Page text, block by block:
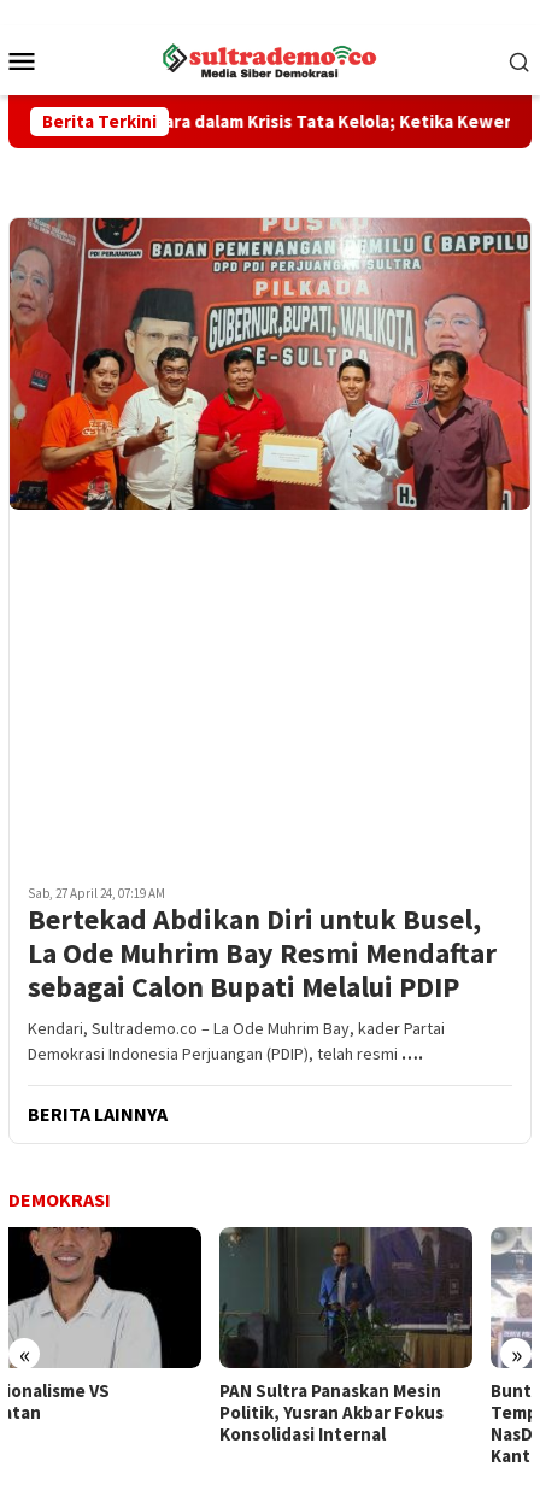
konten
Mobile
Berita Terkini
Tenggara dalam Krisis Tata Kelola; Ketika Kewenangan
Sab, 27 April 24, 07:19 AM
Bertekad Abdikan Diri untuk Busel,
La Ode Muhrim Bay Resmi Mendaftar
sebagai Calon Bupati Melalui PDIP
Kendari, Sultrademo.co – La Ode Muhrim Bay, kader Partai
Demokrasi Indonesia Perjuangan (PDIP), telah resmi ….
BERITA LAINNYA
DEMOKRASI
« »
PAN Sultra Panaskan Mesin
Politik, Yusran Akbar Fokus
Buntut Pemberitaan Majalah
Tempo, Ratusan Kader
NasDem Sultra Datangi